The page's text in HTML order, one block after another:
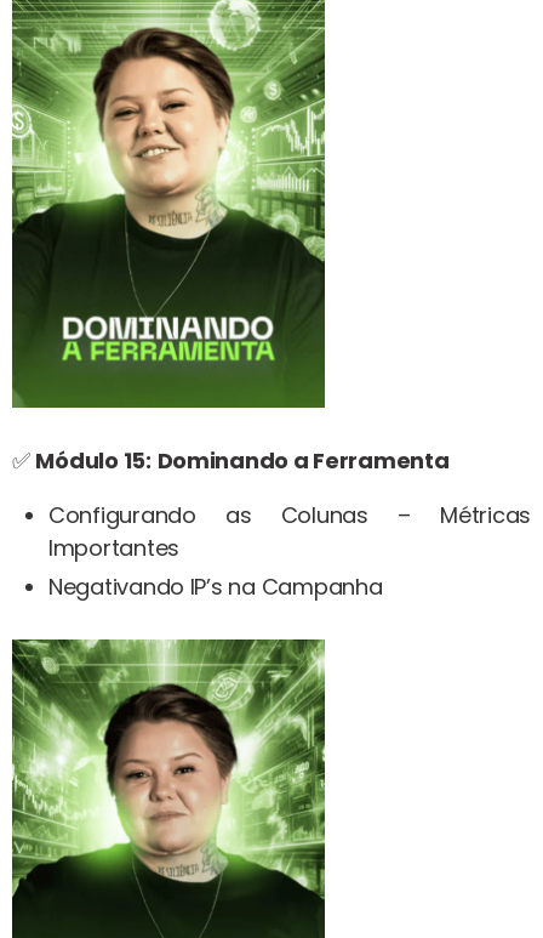
✅ Módulo 15: Dominando a Ferramenta
Configurando as Colunas – Métricas
Importantes
Negativando IP’s na Campanha